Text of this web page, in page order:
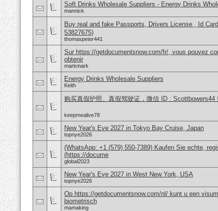
Soft Drinks Wholesale Suppliers - Energy Drinks
mannick
Buy real and fake Passports, Drivers License , Id
53827675)
thomaspeter441
Sur https://getdocumentsnow.com/fr/, vous pouvez
obtenir
markmark
Energy Drinks Wholesale Suppliers
Keith
购买真假护照、真假驾驶证，微信 ID :
keepmealive78
New Year's Eve 2027 in Tokyo Bay Cruise, Japan
topnye2026
(WhatsApp: +1 (579) 550-7389) Kaufen Sie echte,
(https://docume
global2023
New Year's Eve 2027 in West New York, USA
topnye2026
Op https://getdocumentsnow.com/nl/ kunt u een
biometrisch
mamaking